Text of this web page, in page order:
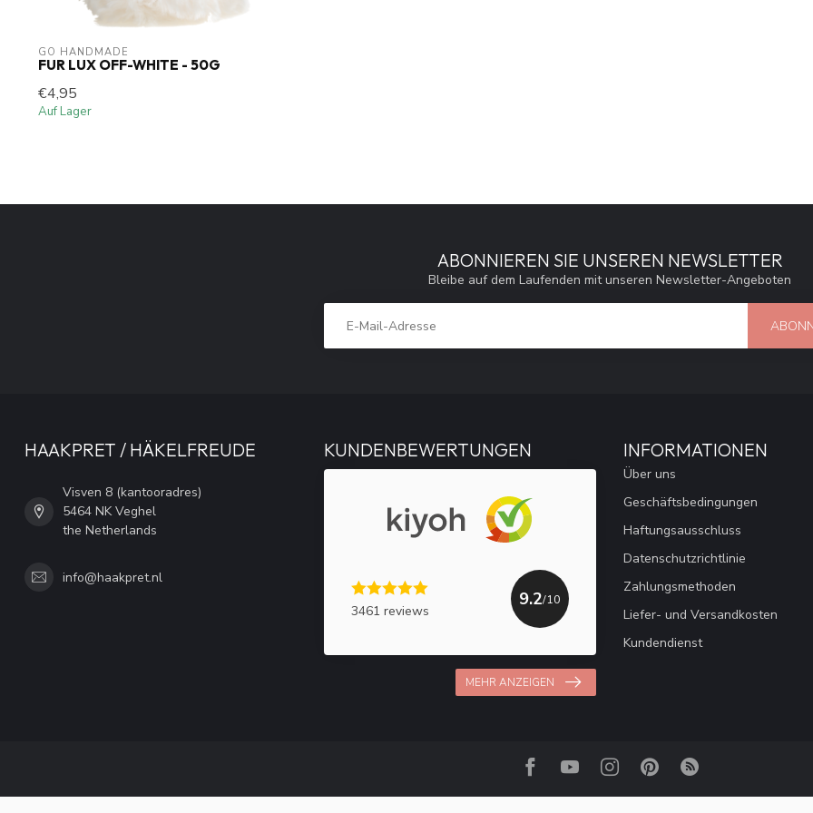
GO HANDMADE
FUR LUX OFF-WHITE - 50G
€4,95
Auf Lager
ABONNIEREN SIE UNSEREN NEWSLETTER
Bleibe auf dem Laufenden mit unseren Newsletter-Angeboten
HAAKPRET / HÄKELFREUDE
Visven 8 (kantooradres)
5464 NK Veghel
the Netherlands
info@haakpret.nl
KUNDENBEWERTUNGEN
3461 reviews
9.2/10
MEHR ANZEIGEN
INFORMATIONEN
Über uns
Geschäftsbedingungen
Haftungsausschluss
Datenschutzrichtlinie
Zahlungsmethoden
Liefer- und Versandkosten
Kundendienst